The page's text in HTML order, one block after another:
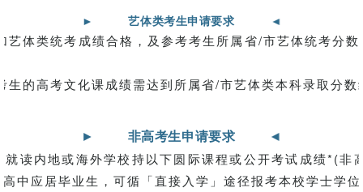
► 艺体类考生申请要求 ►
体类统考成绩合格，及参考考生所属省/市艺体统考分数
的高考文化课成绩需达到所属省/市艺体类本科录取分数
► 非高考生申请要求 ►
内地或海外学校持以下圆际课程或公开考试成绩*(非
中应居毕业生，可循「直接入学」途径报考本校学士学